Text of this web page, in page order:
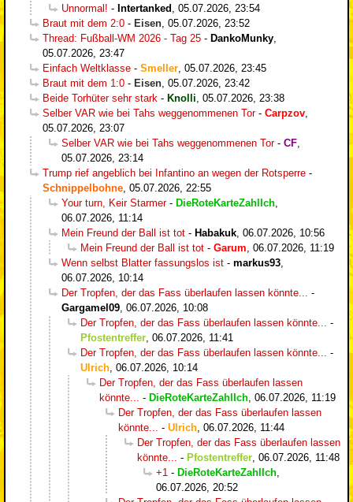
Unnormal! - Intertanked
05.07.2026, 23:54
Braut mit dem 2:0 - Eisen 05.07.2026, 23:52
Thread: Fußball-WM 2026 - Tag 25 - DankoMunky
05.07.2026, 23:47
Einfach Weltklasse - Smeller 05.07.2026, 23:45
Braut mit dem 1:0 - Eisen 05.07.2026, 23:42
Beide Torhüter sehr stark - Knolli 05.07.2026, 23:38
Selber VAR wie bei Tahs weggenommenen Tor- Carpzov
05.07.2026, 23:07
Selber VAR wie bei Tahs weggenommenen Tor- CF
05.07.2026, 23:14
Trump rief angeblich bei Infantino an wegen der Rotsperre -
Schnippelbohne 05.07.2026, 22:55
Your turn, Keir Starmer- DieRoteKarteZahlIch
06.07.2026, 11:14
Mein Freund der Ball ist tot - Habakuk 06.07.2026, 10:56
Mein Freund der Ball ist tot - Garum 06.07.2026, 11:19
Wenn selbst Blatter fassungslos ist - markus93
06.07.2026, 10:14
Der Tropfen, der das Fass überlaufen lassen könnte...
-
Gargamel09 06.07.2026, 10:08
Der Tropfen, der das Fass überlaufen lassen könnte...
-
Pfostentreffer 06.07.2026, 11:41
Der Tropfen, der das Fass überlaufen lassen könnte...
-
Ulrich 06.07.2026, 10:14
Der Tropfen, der das Fass überlaufen lassen
könnte...
- DieRoteKarteZahlIch 06.07.2026, 11:19
Der Tropfen, der das Fass überlaufen lassen
könnte...
- Ulrich 06.07.2026, 11:44
Der Tropfen, der das Fass überlaufen lassen
könnte...
- Pfostentreffer 06.07.2026, 11:48
+1 - DieRoteKarteZahlIch
06.07.2026, 20:52